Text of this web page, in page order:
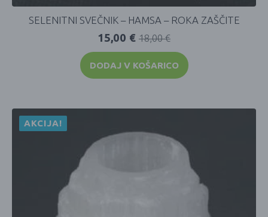
SELENITNI SVEČNIK – HAMSA – ROKA ZAŠČITE
18,00€
15,00 €
DODAJ V KOŠARICO
AKCIJA!